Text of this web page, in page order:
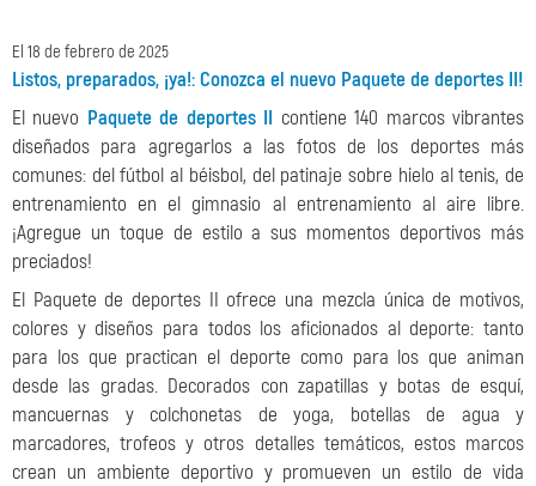
El 18 de febrero de 2025
Listos, preparados, ¡ya!: Conozca el nuevo Paquete de deportes II!
El nuevo Paquete de deportes II contiene 140 marcos vibrantes
diseñados para agregarlos a las fotos de los deportes más
comunes: del fútbol al béisbol, del patinaje sobre hielo al tenis, de
entrenamiento en el gimnasio al entrenamiento al aire libre.
¡Agregue un toque de estilo a sus momentos deportivos más
preciados!
El Paquete de deportes II ofrece una mezcla única de motivos,
colores y diseños para todos los aficionados al deporte: tanto
para los que practican el deporte como para los que animan
desde las gradas. Decorados con zapatillas y botas de esquí,
mancuernas y colchonetas de yoga, botellas de agua y
marcadores, trofeos y otros detalles temáticos, estos marcos
crean un ambiente deportivo y promueven un estilo de vida